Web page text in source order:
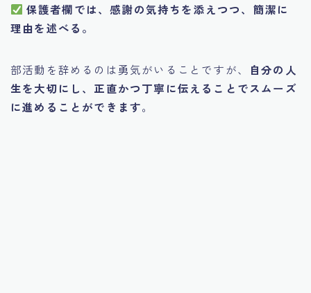
保護者欄では、感謝の気持ちを添えつつ、簡潔に
理由を述べる。
部活動を辞めるのは勇気がいることですが、
自分の人
生を大切にし、正直かつ丁寧に伝えることでスムーズ
に進めることができます。